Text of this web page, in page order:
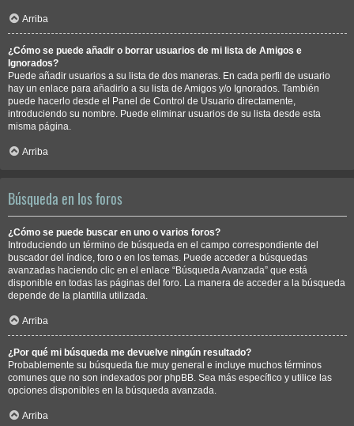
Arriba
¿Cómo se puede añadir o borrar usuarios de mi lista de Amigos e
Ignorados?
Puede añadir usuarios a su lista de dos maneras. En cada perfil de usuario
hay un enlace para añadirlo a su lista de Amigos y/o Ignorados. También
puede hacerlo desde el Panel de Control de Usuario directamente,
introduciendo su nombre. Puede eliminar usuarios de su lista desde esta
misma página.
Arriba
Búsqueda en los foros
¿Cómo se puede buscar en uno o varios foros?
Introduciendo un término de búsqueda en el campo correspondiente del
buscador del índice, foro o en los temas. Puede acceder a búsquedas
avanzadas haciendo clic en el enlace “Búsqueda Avanzada” que está
disponible en todas las páginas del foro. La manera de acceder a la búsqueda
depende de la plantilla utilizada.
Arriba
¿Por qué mi búsqueda me devuelve ningún resultado?
Probablemente su búsqueda fue muy general e incluye muchos términos
comunes que no son indexados por phpBB. Sea más específico y utilice las
opciones disponibles en la búsqueda avanzada.
Arriba